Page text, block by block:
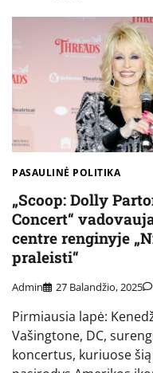
PASAULINĖ POLITIKA
„Scoop: Dolly
Concert“
centre renginyje
praleisti“
Admin 27 Balandžio, 2025
Pirmiausia lapė:
Vašingtone, DC,
koncertus, kuriuose